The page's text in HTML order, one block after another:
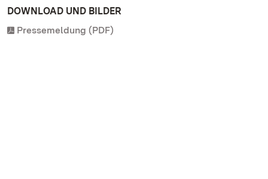
DOWNLOAD UND BILDER
Pressemeldung (PDF)